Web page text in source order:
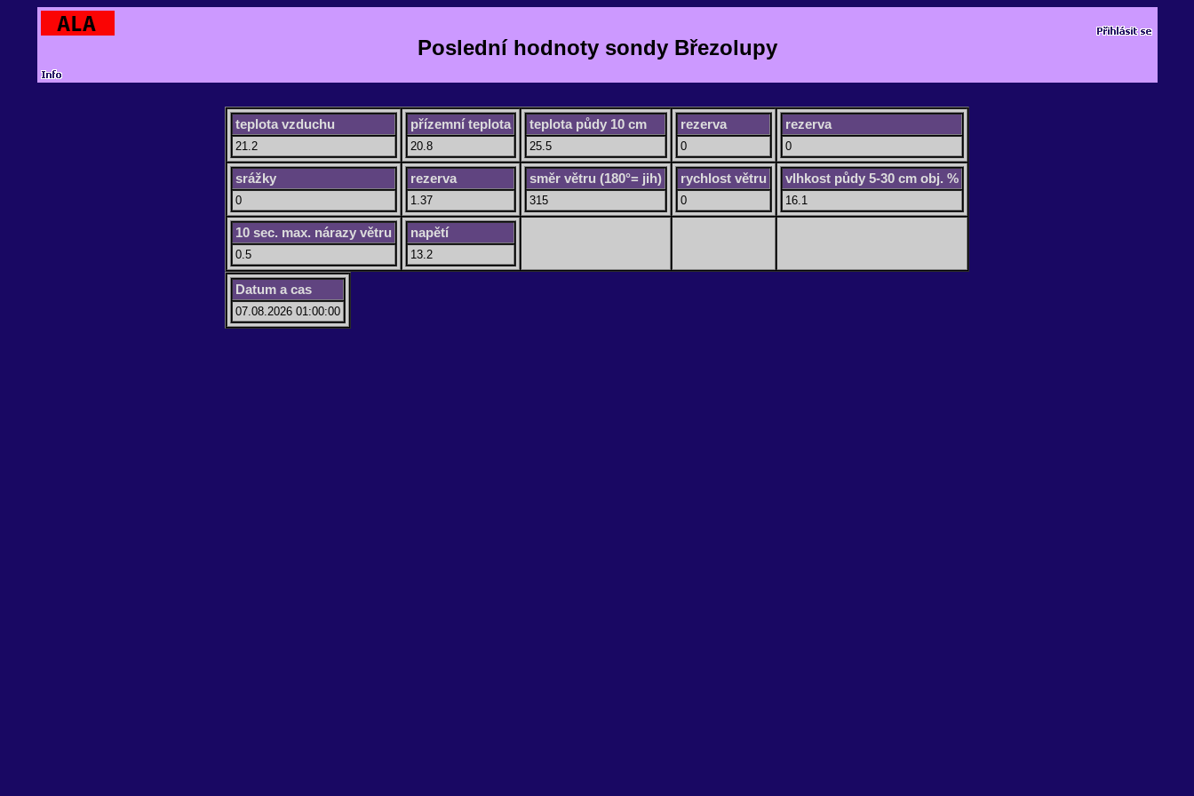
Poslední hodnoty sondy Březolupy
teplota vzduchu
21.2
přízemní teplota
20.8
teplota půdy 10 cm
25.5
rezerva
0
rezerva
0
srážky
0
rezerva
1.37
směr větru (180°= jih)
315
rychlost větru
0
vlhkost půdy 5-30 cm obj. %
16.1
10 sec. max. nárazy větru
0.5
napětí
13.2
Datum a cas
07.08.2026 01:00:00